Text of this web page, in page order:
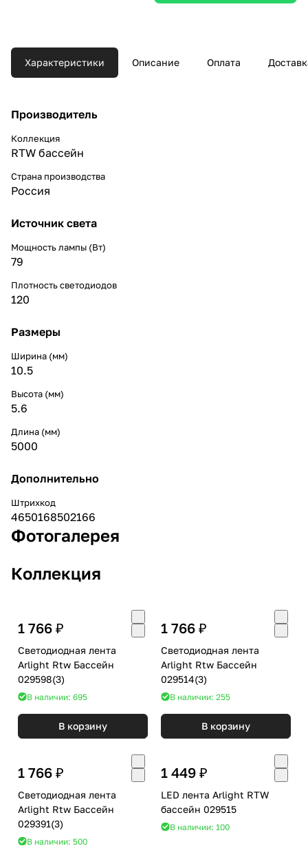
Характеристики Описание Оплата
Производитель
Коллекция
RTW бассейн
Страна производства
Россия
Источник света
Мощность лампы (Вт)
79
Плотность светодиодов
120
Размеры
Ширина (мм)
10.5
Высота (мм)
5.6
Длина (мм)
5000
Дополнительно
Штрихкод
4650168502166
Фотогалерея
Коллекция
1 766 ₽
Светодиодная лента
Arlight Rtw Бассейн
029598(3)
В наличии: 695
В корзину
1 766 ₽
Светодиодная лента
Arlight Rtw Бассейн
029514(3)
В наличии: 255
В корзину
1 766 ₽
Светодиодная лента
Arlight Rtw Бассейн
029391(3)
В наличии: 500
1 449 ₽
LED лента Arlight RTW
бассейн 029515
В наличии: 100